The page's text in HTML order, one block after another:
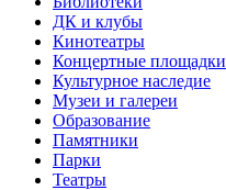
ДК и клубы
Кинотеатры
Концертные площадки
Культурное наследие
Музеи и галереи
Образование
Памятники
Парки
Театры